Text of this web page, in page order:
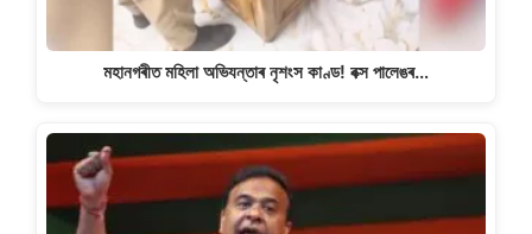
মহানগৰীত মহিলা অভিযন্তাৰ নৃশংস কাণ্ড! বক্স পালেঙৰ…